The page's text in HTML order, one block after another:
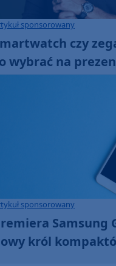
sponsorowany
czy
wybrać na
sponsorowany
Samsung
król